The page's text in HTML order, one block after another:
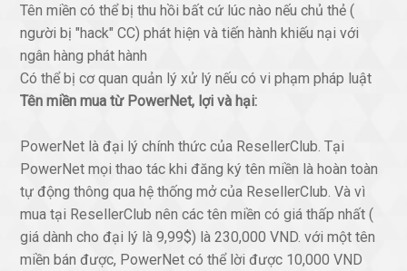
Tên miền có thể bị thu hồi bất cứ lúc nào nếu chủ thẻ (
người bị "hack" CC) phát hiện và tiến hành khiếu nại với
ngân hàng phát hành
Có thể bị cơ quan quản lý xử lý nếu có vi phạm pháp luật
Tên miền mua từ PowerNet, lợi và hại:
PowerNet là đại lý chính thức của ResellerClub. Tại
PowerNet mọi thao tác khi đăng ký tên miền là hoàn toàn
tự động thông qua hệ thống mở của ResellerClub. Và vì
mua tại ResellerClub nên các tên miền có giá thấp nhất (
giá dành cho đại lý là 9,99$) là 230,000 VND. với một tên
miền bán được, PowerNet có thể lời được 10,000 VND